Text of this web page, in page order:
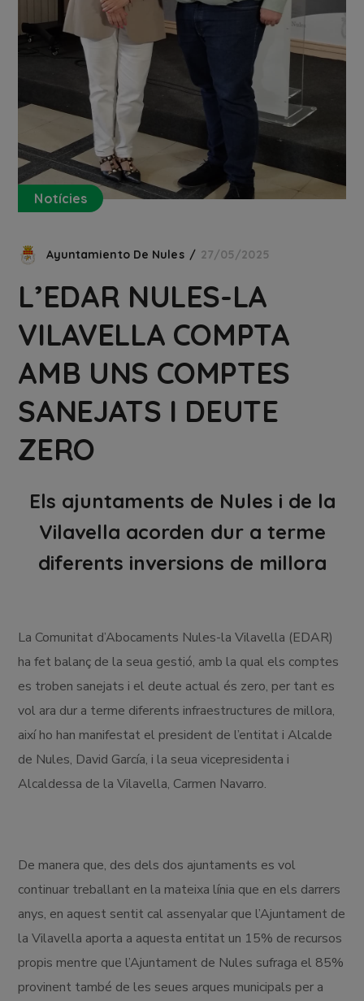
Notícies
Ayuntamiento De Nules 27/05/2025
L’EDAR NULES-LA
VILAVELLA COMPTA
AMB UNS COMPTES
SANEJATS I DEUTE
ZERO
Els ajuntaments de Nules i de la
Vilavella acorden dur a terme
diferents inversions de millora
La Comunitat d’Abocaments Nules-la Vilavella (EDAR)
ha fet balanç de la seua gestió, amb la qual els comptes
es troben sanejats i el deute actual és zero, per tant es
vol ara dur a terme diferents infraestructures de millora,
així ho han manifestat el president de l’entitat i Alcalde
de Nules, David García, i la seua vicepresidenta i
Alcaldessa de la Vilavella, Carmen Navarro.
De manera que, des dels dos ajuntaments es vol
continuar treballant en la mateixa línia que en els darrers
anys, en aquest sentit cal assenyalar que l’Ajuntament de
la Vilavella aporta a aquesta entitat un 15% de recursos
propis mentre que l’Ajuntament de Nules sufraga el 85%
provinent també de les seues arques municipals per a